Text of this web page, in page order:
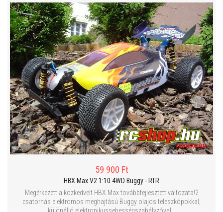
59 900 Ft
HBX Max V2 1:10 4WD Buggy - RTR
Megérkezett a közkedvelt HBX Max továbbfejlesztett változata!2
csatornás elektromos meghajtású Buggy olajos teleszkópokkal,